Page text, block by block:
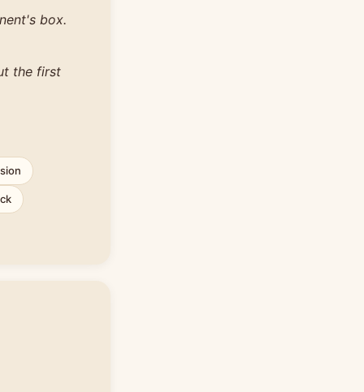
box.
the first